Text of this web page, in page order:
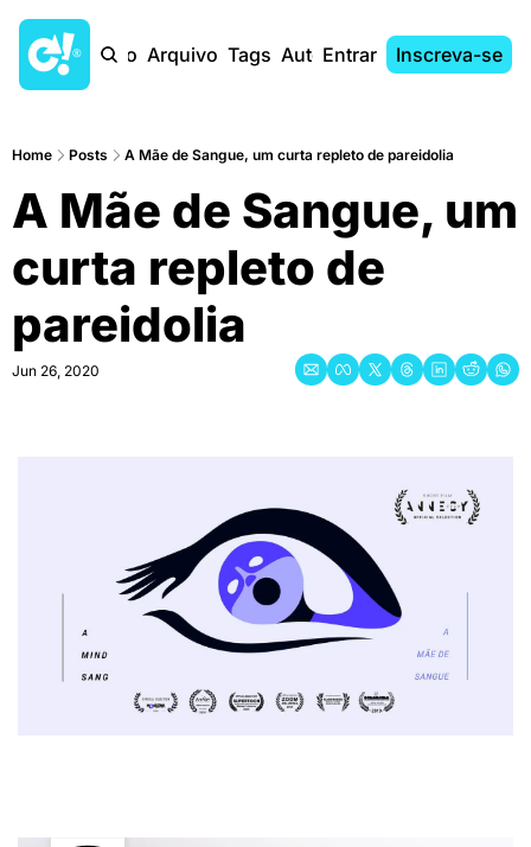
Início Arquivo Tags AutoresEntrar Inscreva-se
Home Posts A Mãe de Sangue, um curta repleto de pareidolia
A Mãe de Sangue, um
curta repleto de
pareidolia
Jun 26, 2020